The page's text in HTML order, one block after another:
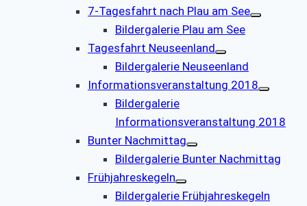
7-Tagesfahrt nach Plau am See
Bildergalerie Plau am See
Tagesfahrt Neuseenland
Bildergalerie Neuseenland
Informationsveranstaltung 2018
Bildergalerie
Informationsveranstaltung 2018
Bunter Nachmittag
Bildergalerie Bunter Nachmittag
Frühjahreskegeln
Bildergalerie Frühjahreskegeln